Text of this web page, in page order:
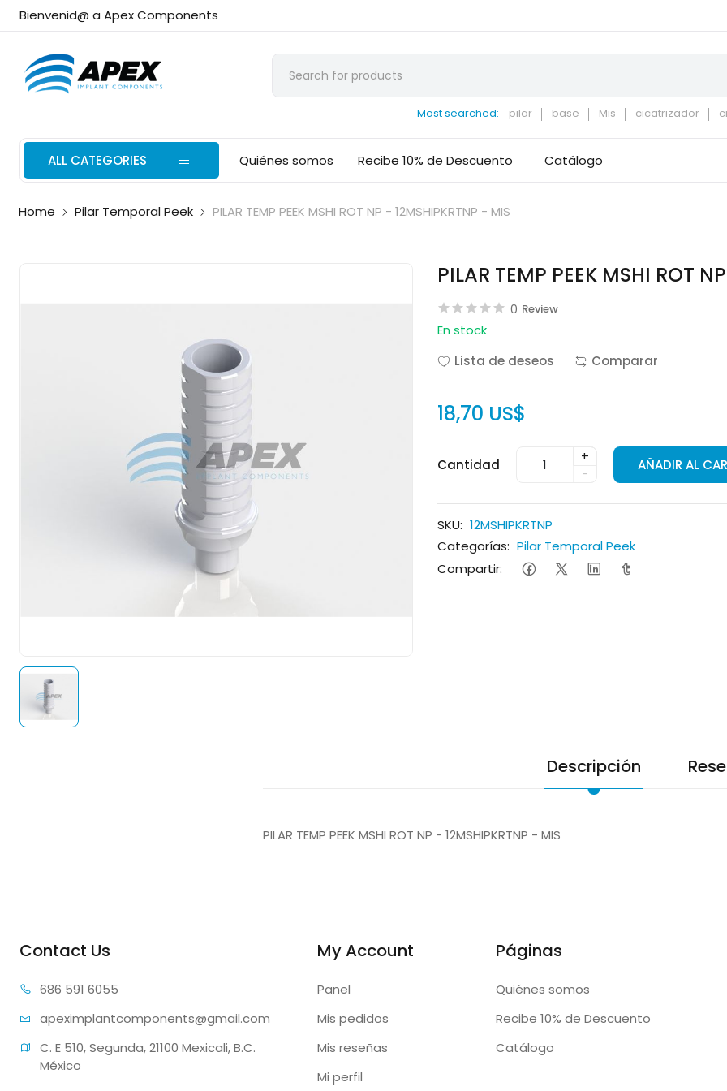
Bienvenid@ a Apex Components
Most searched: pilar base Mis cicatrizador
ALL CATEGORIES Quiénes somos Recibe 10% de Descuento Catálogo
Home Pilar Temporal Peek PILAR TEMP PEEK MSHI ROT NP - 12MSHIPKRTNP - MIS
PILAR TEMP PEEK MSHI ROT
0 Review
En stock
Lista de deseos
Comparar
18,70 US$
Cantidad
+
-
AÑADIR AL
SKU: 12MSHIPKRTNP
Categorías: Pilar Temporal Peek
Compartir:
Descripción
PILAR TEMP PEEK MSHI ROT NP - 12MSHIPKRTNP - MIS
Contact Us
686 591 6055
apeximplantcomponents@gmail.com
C. E 510, Segunda, 21100 Mexicali, B.C.
México
My Account
Panel
Mis pedidos
Mis reseñas
Mi perfil
Páginas
Quiénes somos
Recibe 10% de Descuento
Catálogo